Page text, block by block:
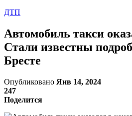
ДТП
Автомобиль такси
Стали известны
Бресте
Опубликовано Янв 14, 2024
247
Поделится